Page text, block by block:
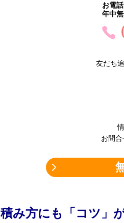
お電
年中
友だち
お問
積み方にも「コツ」